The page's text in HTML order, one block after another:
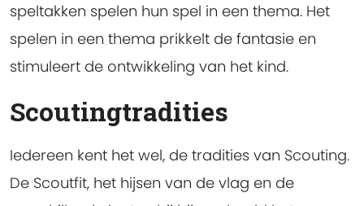
speltakken spelen hun spel in een thema. Het
spelen in een thema prikkelt de fantasie en
stimuleert de ontwikkeling van het kind.
Scoutingtradities
Iedereen kent het wel, de tradities van Scouting.
De Scoutfit, het hijsen van de vlag en de